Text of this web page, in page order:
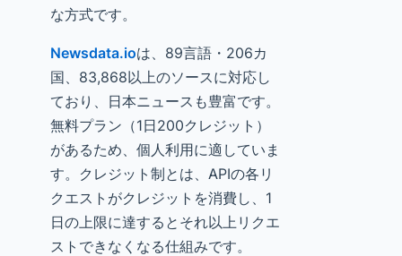
な方式です。
Newsdata.ioは、89言語・206カ
国、83,868以上のソースに対応し
ており、日本ニュースも豊富です。
無料プラン（1日200クレジット）
があるため、個人利用に適していま
す。クレジット制とは、APIの各リ
クエストがクレジットを消費し、1
日の上限に達するとそれ以上リクエ
ストできなくなる仕組みです。